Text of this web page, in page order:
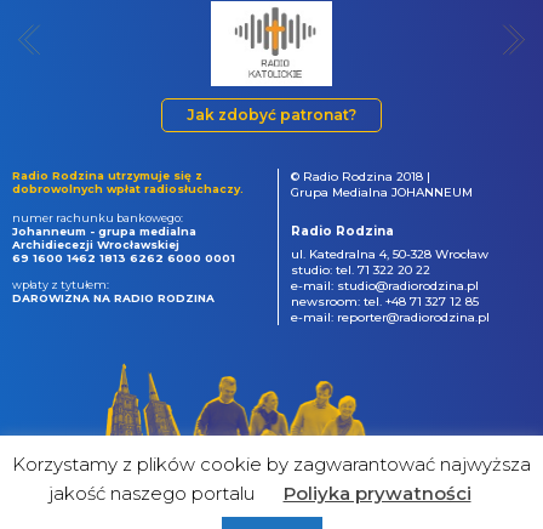
Jak zdobyć patronat?
Radio Rodzina utrzymuje się z
dobrowolnych wpłat radiosłuchaczy.
numer rachunku bankowego:
Johanneum - grupa medialna
Archidiecezji Wrocławskiej
69 1600 1462 1813 6262 6000 0001
wpłaty z tytułem:
DAROWIZNA NA RADIO RODZINA
© Radio Rodzina 2018 |
Grupa Medialna JOHANNEUM
Radio Rodzina
ul. Katedralna 4, 50-328 Wrocław
studio: tel. 71 322 20 22
e-mail: studio@radiorodzina.pl
newsroom: tel. +48 71 327 12 85
e-mail: reporter@radiorodzina.pl
Korzystamy z plików cookie by zagwarantować najwyższa
jakość naszego portalu
Poliyka prywatności